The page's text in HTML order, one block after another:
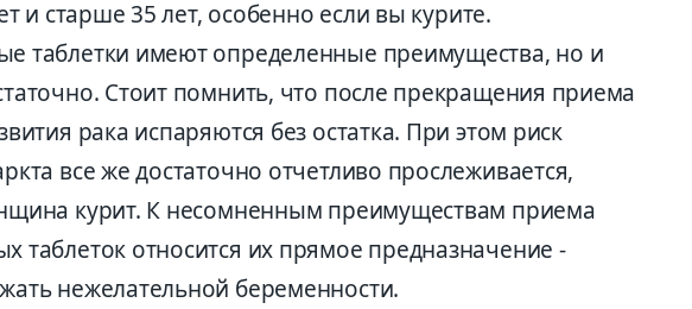
и старше 35 лет, особенно если вы курите.
таблетки имеют определенные преимущества, но и
Стоит помнить, что после прекращения приема
рака испаряются без остатка. При этом риск
все же достаточно отчетливо прослеживается,
курит. К несомненным преимуществам приема
таблеток относится их прямое предназначение -
нежелательной беременности.